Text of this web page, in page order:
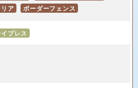
ア
ボーダーフェンス
プレス